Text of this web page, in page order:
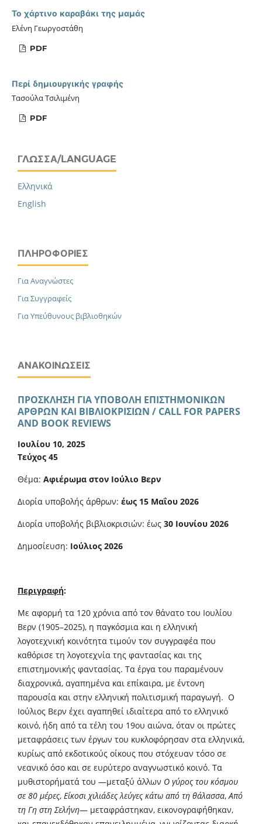
Το χάρτινο καραβάκι της μαμάς
Ελένη Γεωργοστάθη
PDF
Περί δημιουργικής γραφής
Τασούλα Τσιλιμένη
PDF
ΓΛΏΣΣΑ/LANGUAGE
Ελληνικά
English
ΠΛΗΡΟΦΟΡΊΕΣ
Για Αναγνώστες
Για Συγγραφείς
Για Υπεύθυνους βιβλιοθηκών
ΑΝΑΚΟΙΝΏΣΕΙΣ
ΠΡΟΣΚΛΗΣΗ ΓΙΑ ΥΠΟΒΟΛΗ ΕΠΙΣΤΗΜΟΝΙΚΩΝ
ΑΡΘΡΩΝ ΚΑΙ ΒΙΒΛΙΟΚΡΙΣΙΩΝ / CALL FOR PAPERS
AND BOOK REVIEWS
Ιουλίου 10, 2025
Τεύχος 45
Θέμα: Αφιέρωμα στον Ιούλιο Βερν
Διορία υποβολής άρθρων: έως 15 Μαΐου 2026
Διορία υποβολής βιβλιοκρισιών: έως 30 Ιουνίου 2026
Δημοσίευση: Ιούλιος 2026
Περιγραφή:
Με αφορμή τα 120 χρόνια από τον θάνατο του Ιουλίου
Βερν (1905–2025), η παγκόσμια και η ελληνική
λογοτεχνική κοινότητα τιμούν τον συγγραφέα που
καθόρισε τη λογοτεχνία της φαντασίας και της
επιστημονικής φαντασίας. Τα έργα του παραμένουν
διαχρονικά, αγαπημένα και επίκαιρα, με έντονη
παρουσία και στην ελληνική πολιτισμική παραγωγή. Ο
Ιούλιος Βερν έχει αγαπηθεί ιδιαίτερα από το ελληνικό
κοινό, ήδη από τα τέλη του 19ου αιώνα, όταν οι πρώτες
μεταφράσεις των έργων του κυκλοφόρησαν στα ελληνικά,
κυρίως από εκδοτικούς οίκους που στόχευαν τόσο σε
νεανικό όσο και σε ευρύτερο αναγνωστικό κοινό. Τα
μυθιστορήματά του —μεταξύ άλλων Ο γύρος του κόσμου
σε 80 μέρες, Είκοσι χιλιάδες λεύγες κάτω από τη θάλασσα,Από
τη Γη στη Σελήνη— μεταφράστηκαν, εικονογραφήθηκαν,